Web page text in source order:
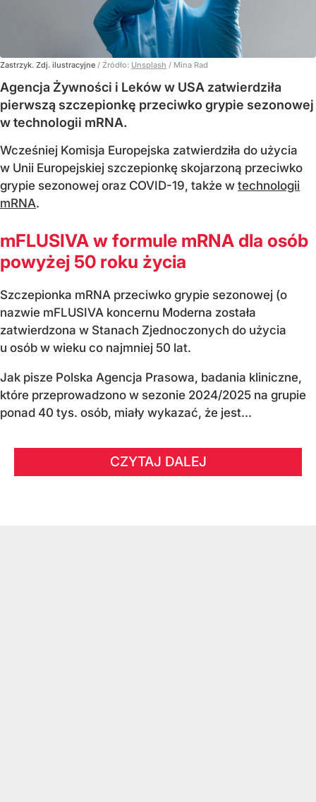
Zastrzyk. Zdj. ilustracyjne / Źródło: Unsplash / Mina Rad
Agencja Żywności i Leków w USA zatwierdziła
pierwszą szczepionkę przeciwko grypie sezonowej
w technologii mRNA.
Wcześniej Komisja Europejska zatwierdziła do użycia
w Unii Europejskiej szczepionkę skojarzoną przeciwko
grypie sezonowej oraz COVID-19, także w technologii
mRNA.
mFLUSIVA w formule mRNA dla osób
powyżej 50 roku życia
Szczepionka mRNA przeciwko grypie sezonowej (o
nazwie mFLUSIVA koncernu Moderna została
zatwierdzona w Stanach Zjednoczonych do użycia
u osób w wieku co najmniej 50 lat.
Jak pisze Polska Agencja Prasowa, badania kliniczne,
które przeprowadzono w sezonie 2024/2025 na grupie
ponad 40 tys. osób, miały wykazać, że jest...
CZYTAJ DALEJ